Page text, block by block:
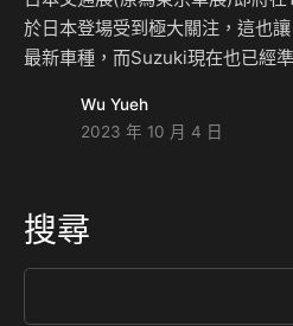
於日本登場受到極大關注，這也
最新車種，而Suzuki現在也已經
節上有很大不同，另外就是純電
2025年的時候登場。 這輛全新
輛車整體的比例與樣貌跟現行的
後可以發現車身曲線截然不同，
Wu Yueh
2023 年 10 月 4 日
搜尋